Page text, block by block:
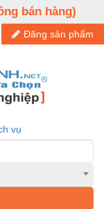
bán hàng)
Đăng sản phẩm
vụ